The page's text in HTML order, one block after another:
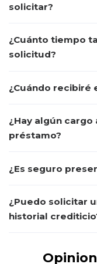
solicitar?
¿Cuánto tiempo
solicitud?
¿Cuándo recibiré
¿Hay algún
préstamo?
¿Es seguro
¿Puedo solicitar
historial